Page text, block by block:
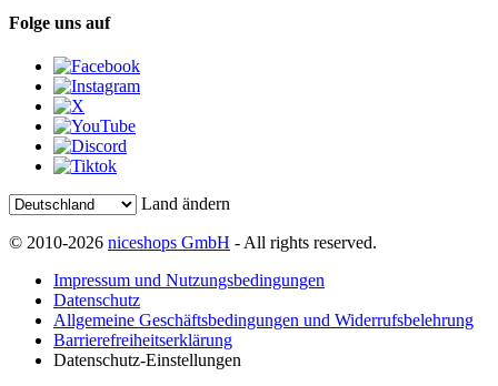
Folge uns auf
Land ändern
© 2010-2026 niceshops GmbH - All rights reserved.
Impressum und Nutzungsbedingungen
Datenschutz
Allgemeine Geschäftsbedingungen und Widerrufsbelehrung
Barrierefreiheitserklärung
Datenschutz-Einstellungen